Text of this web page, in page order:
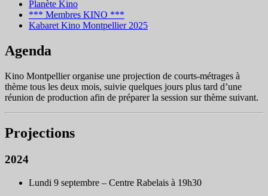
Planète Kino
*** Membres KINO ***
Kabaret Kino Montpellier 2025
Agenda
Kino Montpellier organise une projection de courts-métrages à
thème tous les deux mois, suivie quelques jours plus tard d’une
réunion de production afin de préparer la session sur thème suivant.
Projections
2024
Lundi 9 septembre – Centre Rabelais à 19h30